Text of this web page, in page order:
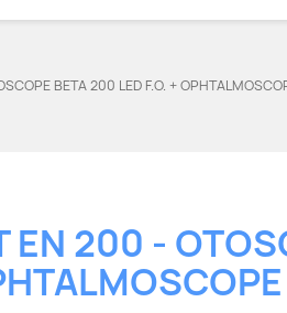
BETA 200 LED F.O. +
EN 200 -